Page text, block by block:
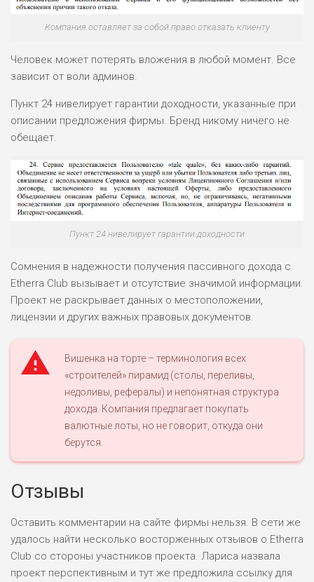
ВСЕМ
РИСКИ: НИЗКИЕ
ДОХОД: ВЫСОКИЙ
ЛЮБИТЕЛЯ
М СТАВОК
0
РИСКИ: СРЕДНИЕ
БЮДЖЕТ: НИЗКИЙ
ВСЕМ
ДОХОД: НИЗКИЙ
БЮДЖЕТ: НИЗКИЙ
ПОДОЙДЕТ
ВСЕМ
РИСКИ: НИЗКИЕ
ДОХОД: СРЕДНИЙ
Компания оставляет за собой право отказать клиенту
Человек может потерять вложения в любой момент. Все
зависит от воли админов.
Пункт 24 нивелирует гарантии доходности, указанные при
описании предложения фирмы. Бренд никому ничего не
обещает.
Пункт 24 нивелирует гарантии доходности
Сомнения в надежности получения пассивного дохода с
Etherra Club вызывает и отсутствие значимой информации.
Проект не раскрывает данных о местоположении,
лицензии и других важных правовых документов.
Вишенка на торте – терминология всех
«строителей» пирамид (столы, переливы,
недоливы, рефералы) и непонятная структура
дохода. Компания предлагает покупать
валютные лоты, но не говорит, откуда они
берутся.
Отзывы
Оставить комментарии на сайте фирмы нельзя. В сети же
удалось найти несколько восторженных отзывов о Etherra
Club со стороны участников проекта. Лариса назвала
проект перспективным и тут же предложила ссылку для